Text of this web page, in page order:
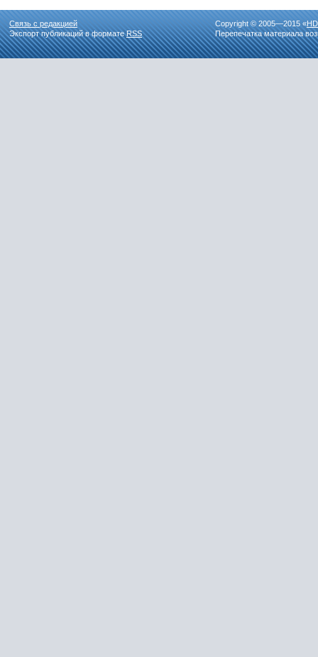
Связь с редакцией
Экспорт публикаций в форматеRSS
Copyright © 2005—2015 «
Перепечатка материала